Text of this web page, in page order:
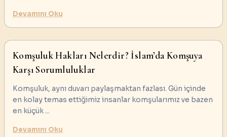
Devamını Oku
Komşuluk Hakları Nelerdir? İslam’da Komşuya
Karşı Sorumluluklar
Komşuluk, aynı duvarı paylaşmaktan fazlası. Gün içinde
en kolay temas ettiğimiz insanlar komşularımız ve bazen
en küçük...
Devamını Oku